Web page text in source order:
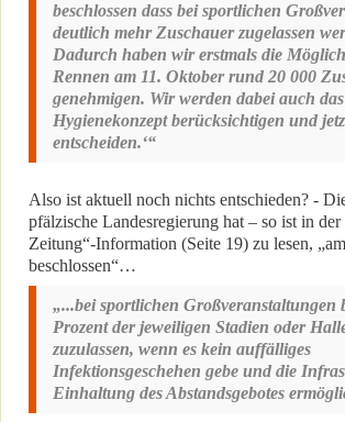
beschlossen dass bei sportlichen
deutlich mehr Zuschauer zugelassen
Dadurch haben wir erstmals die
Rennen am 11. Oktober rund 20 000
genehmigen. Wir werden dabei auch
Hygienekonzept berücksichtigen und
entscheiden.‘“
Also ist aktuell noch nichts entschieden? -
pfälzische Landesregierung hat – so ist in
Zeitung“-Information (Seite 19) zu lesen,
beschlossen“…
„...bei sportlichen Großveranstaltungen
Prozent der jeweiligen Stadien oder
zuzulassen, wenn es kein auffälliges
Infektionsgeschehen gebe und die
Einhaltung des Abstandsgebotes